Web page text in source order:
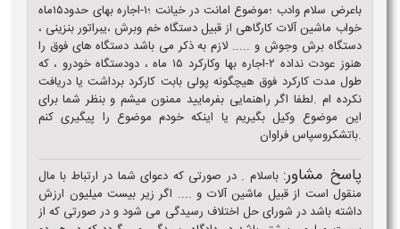
باعرض سلام وادب ؛موضوع امانت در خیانت ؛۱-اجاره بهای حدود۱۵ماه
خواب ماشین آلات کارگاهی از قبیل دستگاه خم وبرش ،یبراتور بنزینی ،
دستگاه برش وجوش و ..... لازم به ذکر می باشد دستگاه های فوق را
هنوز عودت نداده ۲-اجاره بها وکارکرد ۱۵ ماه ، دودستگاه خودرو ، که
طول مدت کارکرد فوق هیچگونه پولی بابت کارکرد برداشت یا دریافت
نکرده ام .لطفا اگر راهنمایی بفرمایید ممنون میشم و بنظر شما برای
این موضوع وکیل بگیریم یا اینکه خودم موضوع را پیگیری کنم
.باتشکروسپاس فراوان
پاسخ مشاور: باسلام . در صورتی که دعوای شما در ارتباط با مال
منقول است از قبیل ماشین آلات و .... اگر زیر بیست میلیون ارزش
داشته باشد در شورای حل اختلاف رسیدگی می شود و در صورتی که از